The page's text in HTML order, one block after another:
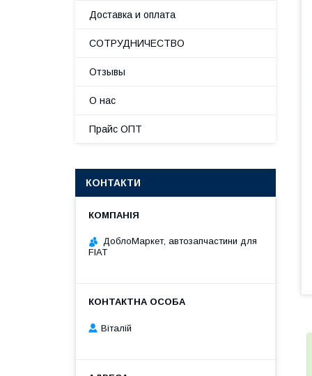
Доставка и оплата
СОТРУДНИЧЕСТВО
Отзывы
О нас
Прайс ОПТ
КОНТАКТИ
ДоблоМаркет, автозапчастини для
FIAT
Віталій